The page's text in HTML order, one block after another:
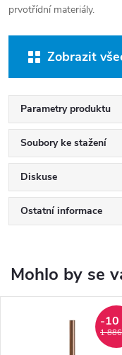
prvotřídní materiály.
Zobrazit
Parametry produktu
Soubory ke stažení
Diskuse
Ostatní informace
Mohlo by se
1
-10